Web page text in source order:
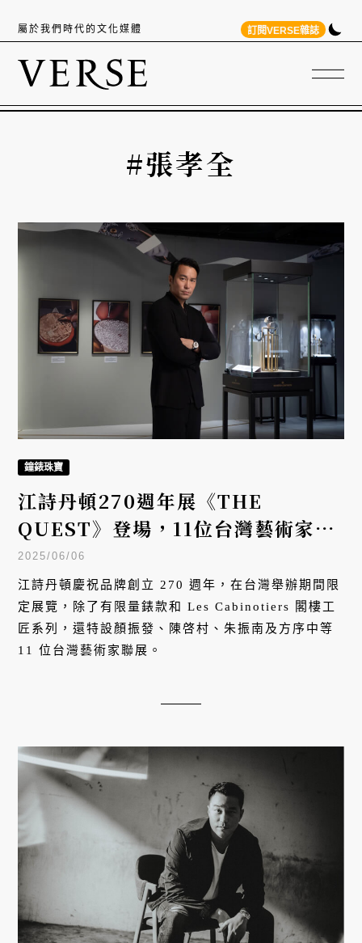
屬於我們時代的文化媒體 訂閱VERSE雜誌
#張孝全
鐘錶珠寶
江詩丹頓270週年展《THE
QUEST》登場，11位台灣藝術家帶
來聯展
2025/06/06
江詩丹頓慶祝品牌創立 270 週年，在台灣舉辦期間限
定展覽，除了有限量錶款和 Les Cabinotiers 閣樓工
匠系列，還特設顏振發、陳啓村、朱振南及方序中等
11 位台灣藝術家聯展。